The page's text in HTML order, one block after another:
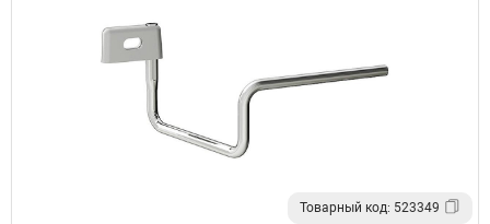
Товарный код: 523349